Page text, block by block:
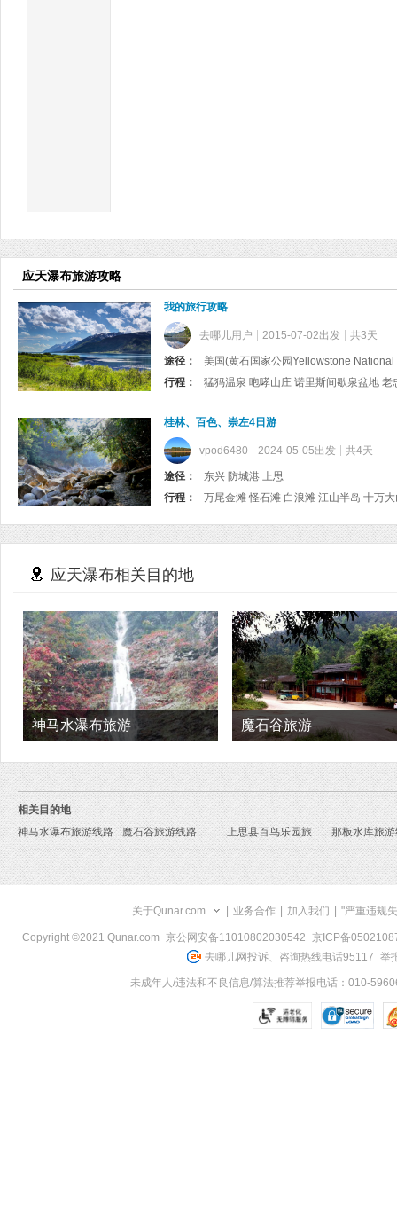
应天瀑布旅游攻略
我的旅行攻略
去哪儿用户 2015-07-02出发 共3天
途径：
美国(黄石国家公园Yellowstone
行程：
猛犸温泉 咆哮山庄 诺里斯间歇泉盆地
桂林、百色、崇左4日游
vpod6480 2024-05-05出发 共4天
途径：
东兴 防城港 上思
行程：
万尾金滩 怪石滩 白浪滩 江山半岛 十万
应天瀑布相关目的地
神马水瀑布旅游 魔石谷旅游
相关目的地
神马水瀑布旅游线路
魔石谷旅游线路 上思县百鸟乐园旅游线路 那板水库旅
关于Qunar.com 业务合作 加入我们 "严重违规
Copyright ©2021 Qunar.com 京公网安备11010802030542
京ICP备
去哪儿网投诉、咨询热线电话95117 举
未成年人/违法和不良信息/算法推荐举报电话：010-